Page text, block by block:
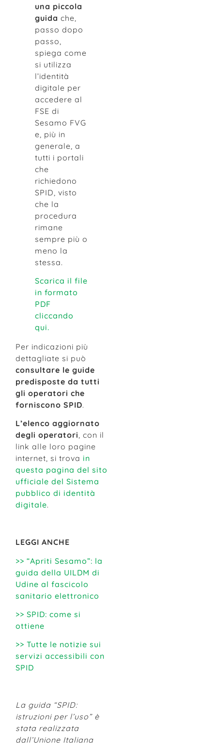
una piccola
guida che,
passo dopo
passo,
spiega come
si utilizza
l’identità
digitale per
accedere al
FSE di
Sesamo FVG
e, più in
generale, a
tutti i portali
che
richiedono
SPID, visto
che la
procedura
rimane
sempre più o
meno la
stessa.
Scarica il file
in formato
PDF
cliccando
qui.
Per indicazioni più
dettagliate si può
consultare le guide
predisposte da tutti
gli operatori che
forniscono SPID.
L’elenco aggiornato
degli operatori, con il
link alle loro pagine
internet, si trova in
questa pagina del sito
ufficiale del Sistema
pubblico di identità
digitale.
LEGGI ANCHE
>> “Apriti Sesamo”: la
guida della UILDM di
Udine al fascicolo
sanitario elettronico
>> SPID: come si
ottiene
>> Tutte le notizie sui
servizi accessibili con
SPID
La guida “SPID:
istruzioni per l’uso” è
stata realizzata
dall’Unione Italiana